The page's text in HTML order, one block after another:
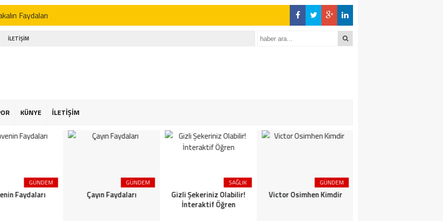
Faydaları
Faydaları
Osimhen Kimdir
Akgün Kimdir
İLETİŞİM
KÜNYE İLETİŞİM
GÜNDEM
Faydaları
GÜNDEM
Çayın Faydaları
SAĞLIK
Gizli Şekeriniz Olabilir!
İnteraktif Öğren
GÜNDEM
Victor Osimhen Kimdir